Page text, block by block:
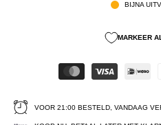
BIJNA
MARKEER
VOOR 21:00 BESTELD, VANDAAG